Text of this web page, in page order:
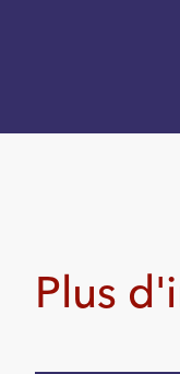
Plus